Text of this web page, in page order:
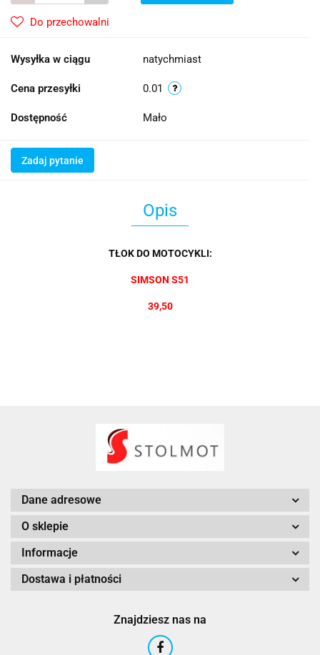
Do przechowalni
Wysyłka w ciągu natychmiast
Cena przesyłki 0.01
Dostępność Mało
Zadaj pytanie
Opis
TŁOK DO MOTOCYKLI:
SIMSON S51
39,50
Dane adresowe
O sklepie
Informacje
Dostawa i płatności
Znajdziesz nas na